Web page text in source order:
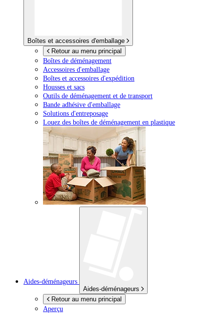
Boîtes et accessoires d'emballage
Retour au menu principal
Boîtes de déménagement
Accessoires d'emballage
Boîtes et accessoires d'expédition
Housses et sacs
Outils de déménagement et de transport
Bande adhésive d'emballage
Solutions d'entreposage
Louez des boîtes de déménagement en plastique
Aides-déménageurs
Aides-déménageurs
Retour au menu principal
Aperçu